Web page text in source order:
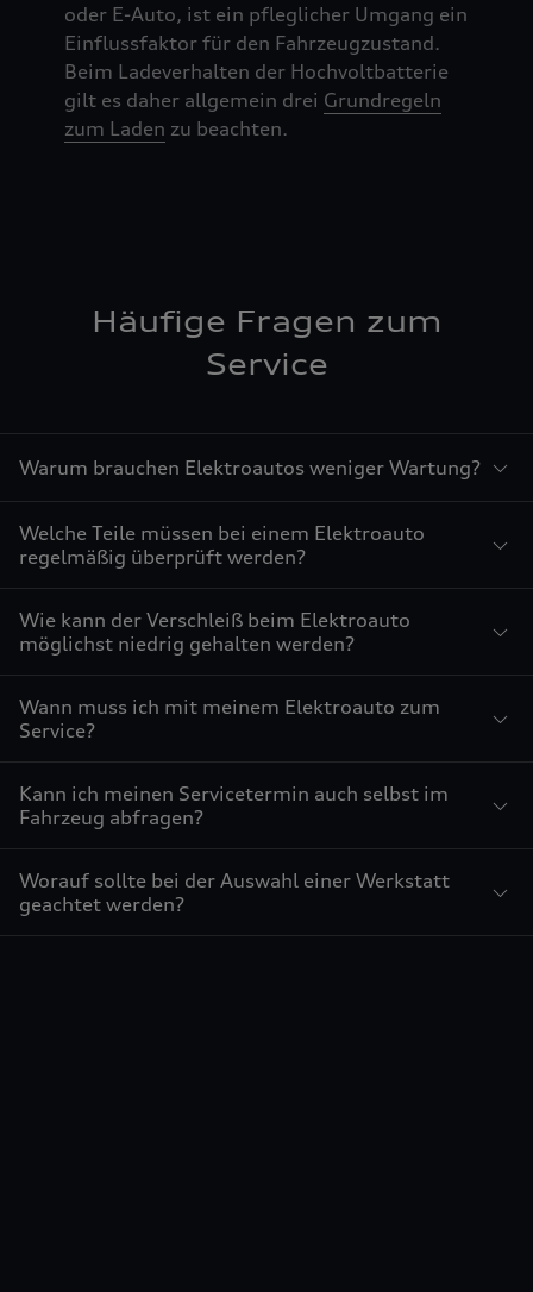
oder E-Auto, ist ein pfleglicher Umgang ein
Einflussfaktor für den Fahrzeugzustand.
Beim Ladeverhalten der Hochvoltbatterie
gilt es daher allgemein drei Grundregeln
zum Laden zu beachten.
Häufige Fragen zum
Service
Warum brauchen Elektroautos weniger Wartung?
Welche Teile müssen bei einem Elektroauto
regelmäßig überprüft werden?
Wie kann der Verschleiß beim Elektroauto
möglichst niedrig gehalten werden?
Wann muss ich mit meinem Elektroauto zum
Service?
Kann ich meinen Servicetermin auch selbst im
Fahrzeug abfragen?
Worauf sollte bei der Auswahl einer Werkstatt
geachtet werden?